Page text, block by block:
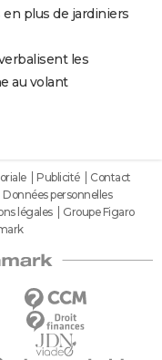
en plus de jardiniers
les
au volant
Publicité
Contact
Données personnelles
légales
Groupe Figaro